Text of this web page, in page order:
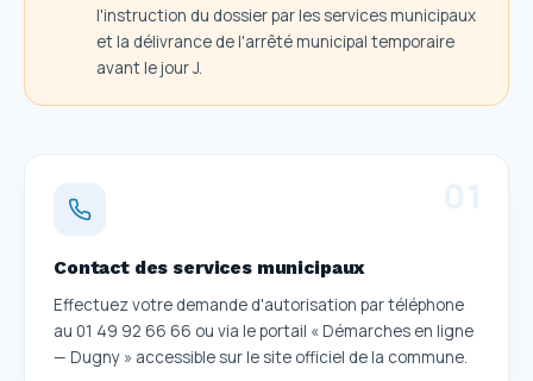
l'instruction du dossier par les services municipaux
et la délivrance de l'arrêté municipal temporaire
avant le jour J.
Contact des services municipaux
Effectuez votre demande d'autorisation par téléphone
au 01 49 92 66 66 ou via le portail « Démarches en ligne
— Dugny » accessible sur le site officiel de la commune.